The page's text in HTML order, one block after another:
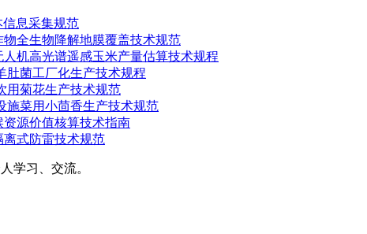
信息采集规范
物全生物降解地膜覆盖技术规范
人机高光谱遥感玉米产量估算技术规程
肚菌工厂化生产技术规程
用菊花生产技术规范
施菜用小茴香生产技术规范
资源价值核算技术指南
离式防雷技术规范
学习、交流。